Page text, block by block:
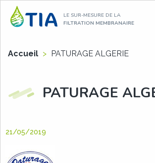
Aller
contenu
LE SUR-MESURE DE LA
FILTRATION MEMBRANAIRE
Accueil > PATURAGE ALGERIE
PATURAGE
21/05/2019